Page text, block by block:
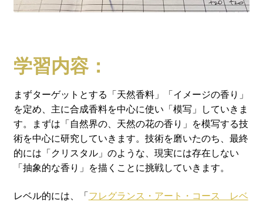
学習内容：
まずターゲットとする「天然香料」「イメージの香り」
を定め、主に合成香料を中心に使い「模写」していきま
す。まずは「自然界の、天然の花の香り」を模写する技
術を中心に研究していきます。技術を磨いたのち、最終
的には「クリスタル」のような、現実には存在しない
「抽象的な香り」を描くことに挑戦していきます。
レベル的には、「フレグランス・アート・コース レベ